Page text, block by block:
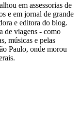
em assessorias de
e em jornal de grande
e editora do blog.
de viagens - como
músicas e pelas
Paulo, onde morou